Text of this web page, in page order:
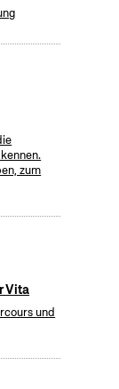
zum
Vita
und